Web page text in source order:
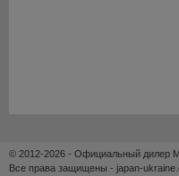
© 2012-2026 - Официальный дилер
Все права защищены - japan-